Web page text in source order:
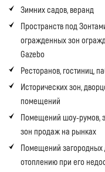
Зимних садов, веранд
Пространств под
огражденных зон
Gazebo
Ресторанов, гостиниц,
Исторических зон,
помещений
Помещений шоу-румов,
зон продаж на рынках
Помещений загородных
отоплению при его